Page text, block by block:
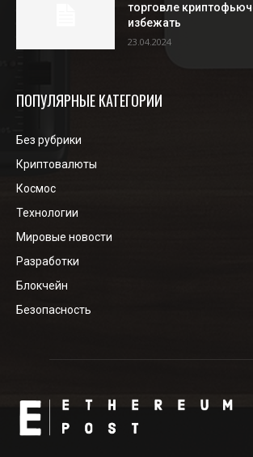
торговле
избежать
23.04.2024
ПОПУЛЯРНЫЕ КАТЕГОРИИ
Без рубрики
Криптовалюты
Космос
Технологии
Мировые новости
Разработки
Блокчейн
Безопасность